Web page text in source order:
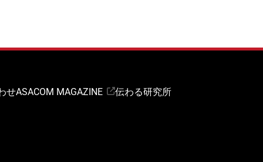
せASACOM MAGAZINE
伝わる研究所